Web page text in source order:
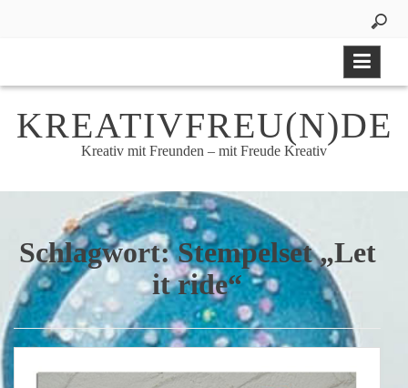
KREATIVFREU(N)DE
Kreativ mit Freunden – mit Freude Kreativ
Schlagwort:Stempelset „Let
it ride“